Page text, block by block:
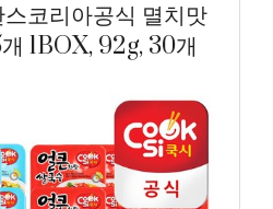
코리아공식 멸치맛
1BOX, 92g, 30개